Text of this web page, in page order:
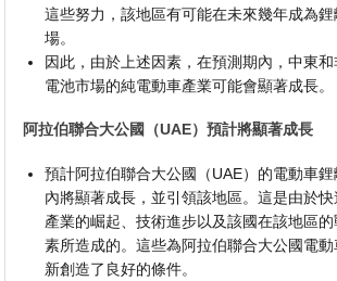
這些努力，該地區有可能在未來幾年成為
場。
因此，由於上述因素，在預測期內，中東
電池市場的純電動車產業可能會顯著成長。
阿拉伯聯合大公國（UAE）預計將顯著成長
預計阿拉伯聯合大公國（UAE）的電動車
內將顯著成長，並引領該地區。這是由於
產業的崛起、技術進步以及該國在該地區
素所造成的。這些為阿拉伯聯合大公國電
新創造了良好的條件。